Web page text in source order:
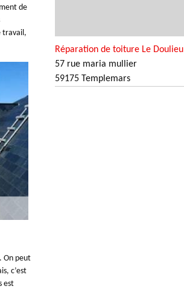
de
travail,
On peut
c’est
est
Réparation de toiture Le Doulieu
57 rue maria mullier
59175 Templemars